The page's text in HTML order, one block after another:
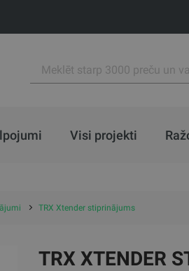
Visi projekti
TRX Xtender stiprinājums
TRX XTENDER